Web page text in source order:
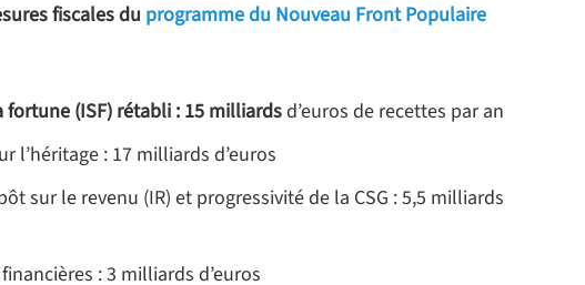
fiscales du programme du Nouveau Front Populaire
(ISF) rétabli : 15 milliardsd’euros de recettes par an
l’héritage : 17 milliards d’euros
sur le revenu (IR) et progressivité de la CSG : 5,5 milliards
: 3 milliards d’euros